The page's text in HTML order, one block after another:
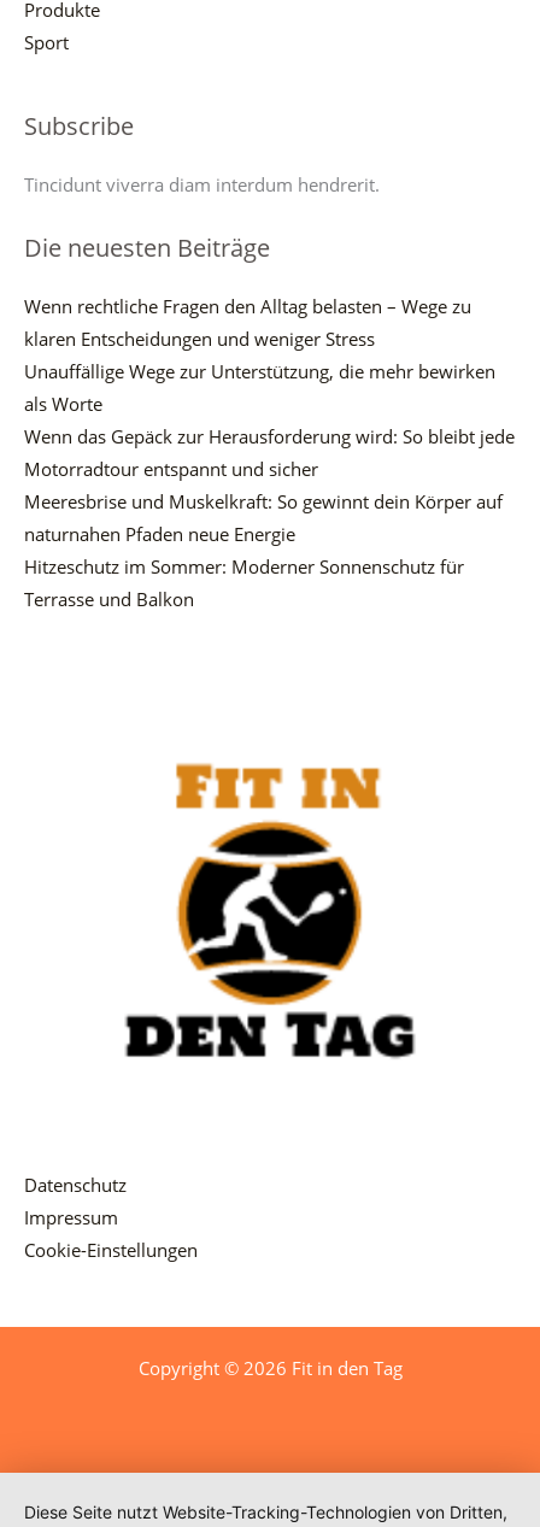
Produkte
Sport
Subscribe
Tincidunt viverra diam interdum hendrerit.
Die neuesten Beiträge
Wenn rechtliche Fragen den Alltag belasten – Wege zu
klaren Entscheidungen und weniger Stress
Unauffällige Wege zur Unterstützung, die mehr bewirken
als Worte
Wenn das Gepäck zur Herausforderung wird: So bleibt jede
Motorradtour entspannt und sicher
Meeresbrise und Muskelkraft: So gewinnt dein Körper auf
naturnahen Pfaden neue Energie
Hitzeschutz im Sommer: Moderner Sonnenschutz für
Terrasse und Balkon
Datenschutz
Impressum
Cookie-Einstellungen
Copyright © 2026 Fit in den Tag
Diese Seite nutzt Website-Tracking-Technologien von Dritten,